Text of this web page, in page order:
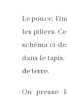
Le pouce,
les piliers.
schéma ci-
dans le tapis,
de terre.
On presse